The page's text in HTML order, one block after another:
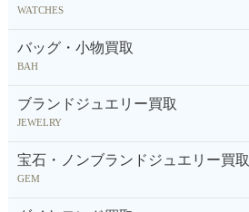
WATCHES
バッグ・小物買取
BAH
ブランドジュエリー買取
JEWELRY
宝石・ノンブランドジュエリー買取
GEM